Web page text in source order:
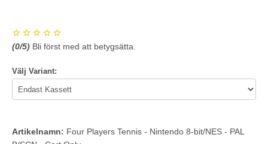
(0/5) Bli först med att betygsätta.
Välj Variant:
Artikelnamn: Four Players Tennis - Nintendo 8-bit/NES - PAL